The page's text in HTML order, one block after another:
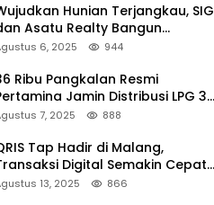
Hunian Terjangkau, SIG
Asatu Realty Bangun
di Cianjur
6, 2025 944
Ribu Pangkalan Resmi
Jamin Distribusi LPG 3
Aman di Jawa Timur
7, 2025 888
Tap Hadir di Malang,
Digital Semakin Cepat
Mudah dengan Teknologi NFC
13, 2025 866